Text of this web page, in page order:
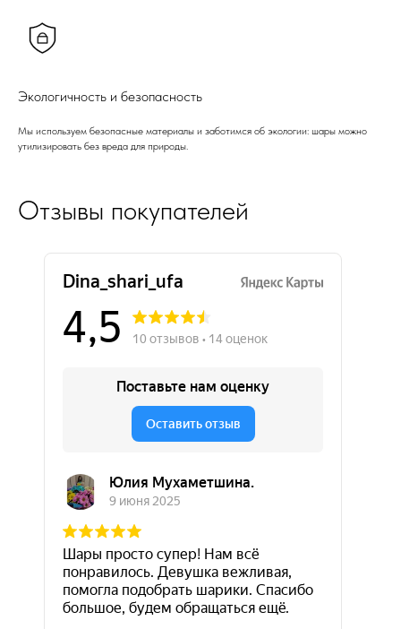
Экологичность и безопасность
Мы используем безопасные материалы и заботимся об экологии: шары можно
утилизировать без вреда для природы.
Отзывы покупателей